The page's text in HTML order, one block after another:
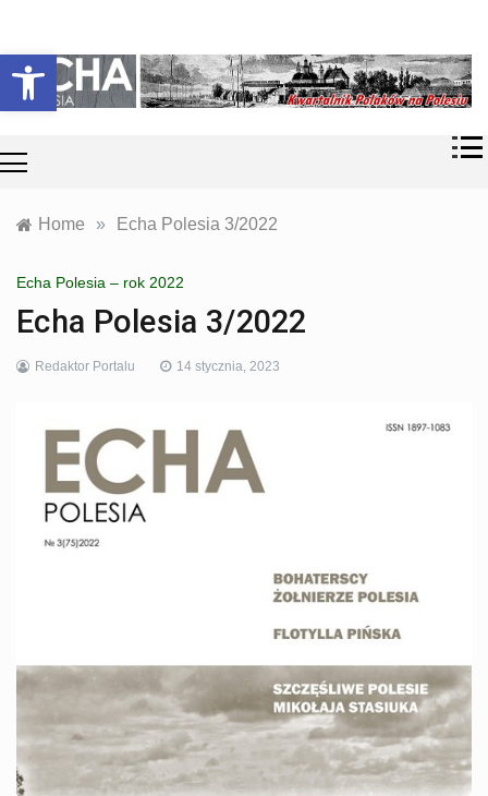
Otwórz pasek narzędzi
content
Echa
Polesia
współczesność
Polaków na
Polesiu.
Home » Echa Polesia 3/2022
Echa Polesia – rok 2022
Echa Polesia 3/2022
Redaktor Portalu 14 stycznia, 2023